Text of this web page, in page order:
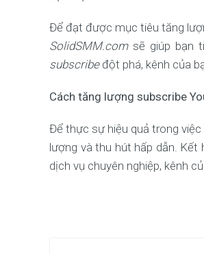
Để đạt được mục tiêu tăng
SolidSMM.comsẽ giúp bạn
subscribeđột phá, kênh của
Cách tăng lượng subscribe
Để thực sự hiệu quả trong việc
lượng và thu hút hấp dẫn.
dịch vụ chuyên nghiệp, kênh